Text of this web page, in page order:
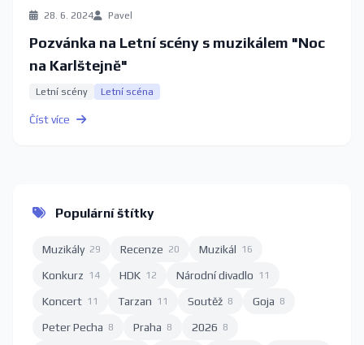
28. 6. 2024 Pavel
Pozvánka na Letní scény s muzikálem "Noc
na Karlštejně"
Letní scény Letní scéna
Číst více
Populární štítky
Muzikály 29 Recenze 20 Muzikál 16
Konkurz 14 HDK 12 Národní divadlo 11
Koncert 11 Tarzan 11 Soutěž 8 Goja 8
Peter Pecha 8 Praha 8 2026 8